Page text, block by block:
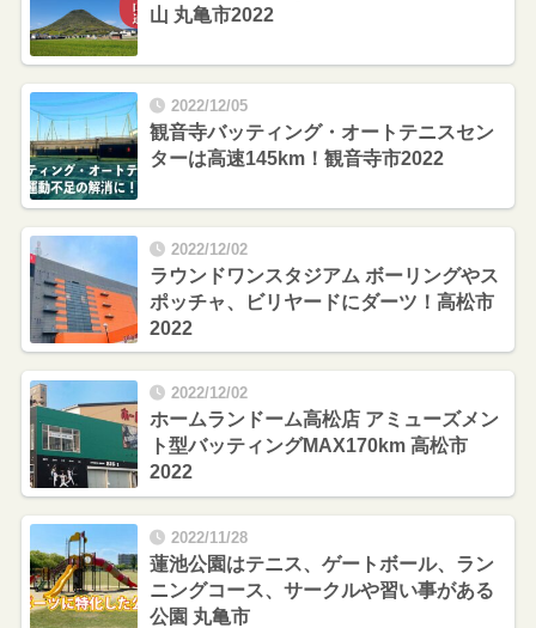
山 丸亀市2022
2022/12/05
観音寺バッティング・オートテニスセン
ターは高速145km！観音寺市2022
2022/12/02
ラウンドワンスタジアム ボーリングやス
ポッチャ、ビリヤードにダーツ！高松市
2022
2022/12/02
ホームランドーム高松店 アミューズメン
ト型バッティングMAX170km 高松市
2022
2022/11/28
蓮池公園はテニス、ゲートボール、ラン
ニングコース、サークルや習い事がある
公園 丸亀市